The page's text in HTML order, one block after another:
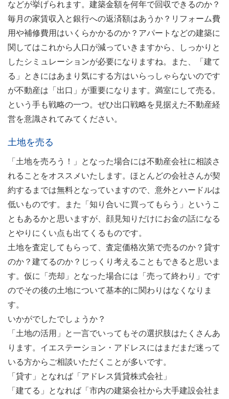
などが挙げられます。建築金額を何年で回収できるのか？
毎月の家賃収入と銀行への返済額はあうか？リフォーム費
用や補修費用はいくらかかるのか？アパートなどの建築に
関してはこれから人口が減っていきますから、しっかりと
したシミュレーションが必要になりますね。また、「建て
る」ときにはあまり気にする方はいらっしゃらないのです
が不動産は「出口」が重要になります。満室にして売る。
という手も戦略の一つ。ぜひ出口戦略を見据えた不動産経
営を意識されてみてください。
土地を売る
「土地を売ろう！」となった場合には不動産会社に相談さ
れることをオススメいたします。ほとんどの会社さんが契
約するまでは無料となっていますので、意外とハードルは
低いものです。また「知り合いに買ってもらう」というこ
ともあるかと思いますが、顔見知りだけにお金の話になる
とやりにくい点も出てくるものです。
土地を査定してもらって、査定価格次第で売るのか？貸す
のか？建てるのか？じっくり考えることもできると思いま
す。仮に「売却」となった場合には「売って終わり」です
のでその後の土地について基本的に関わりはなくなりま
す。
いかがでしたでしょうか？
「土地の活用」と一言でいってもその選択肢はたくさんあ
ります。イエステーション・アドレスにはまだまだ迷って
いる方からご相談いただくことが多いです。
「貸す」となれば「アドレス賃貸株式会社」
「建てる」となれば「市内の建築会社から大手建設会社ま